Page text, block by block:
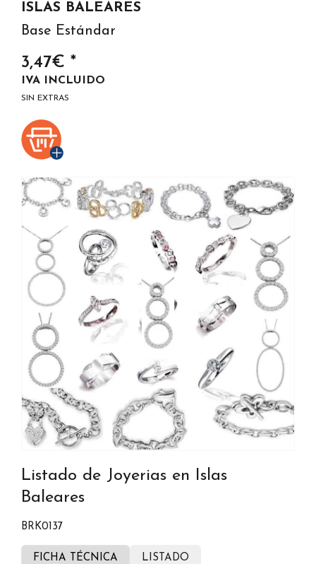
ISLAS BALEARES
Base Estándar
3,47€ *
IVA INCLUIDO
SIN EXTRAS
Listado de Joyerias en Islas
Baleares
BRK0137
FICHA TÉCNICA LISTADO